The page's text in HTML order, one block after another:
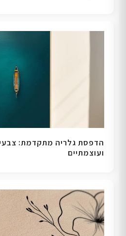
הדפסת גלריה מתקדמת:
ועוצמתיים